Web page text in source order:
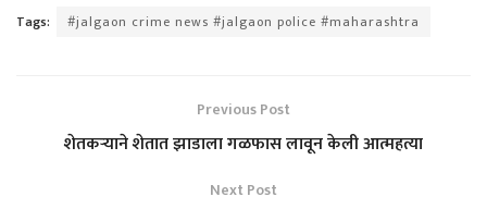
Tags: #jalgaon crime news #jalgaon police #maharashtra
Previous Post
शेतकऱ्याने शेतात झाडाला गळफास लावून केली आत्महत्या
Next Post